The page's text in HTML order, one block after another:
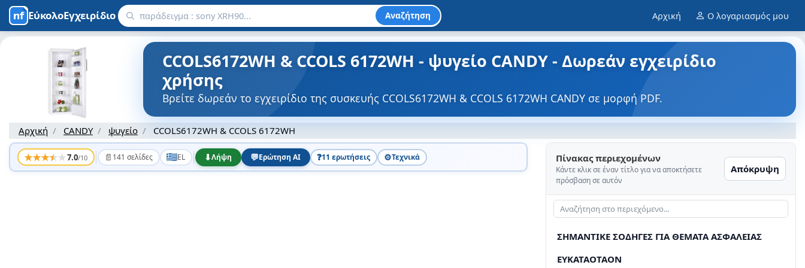
ΕύκολοΕγχειρίδιο Αναζήτηση Αρχική Ο λογαριασμός μου
CCOLS6172WH & CCOLS 6172WH - ψυγείο CANDY - Δωρεάν εγχειρίδιο
χρήσης
Βρείτε δωρεάν το εγχειρίδιο της συσκευής CCOLS6172WH & CCOLS 6172WH CANDY σε μορφή PDF.
Αρχική CANDY ψυγείο CCOLS6172WH & CCOLS 6172WH
★★★★★7.0/10 📄 141 σελίδες EL ⬇Λήψη 💬Ερώτηση AI ❓11 ερωτήσεις ⚙️Τεχνικά Πίνακας περιεχομένων
Κάντε κλικ σε έναν τίτλο για να αποκτήσετε
πρόσβαση σε αυτόν
Απόκρυψη
ΣHMANTIKE ΣΟΔHΓΕΣ ΓΙΑ ΘΕΜΑΤΑ ΑΣΦΑΛΕΙΑΣ
EYKATAOTAON